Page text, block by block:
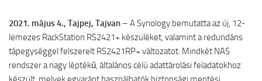
2021. május 4., Tajpej, Tajvan – A Synology bemutatta az új, 12-
lemezes RackStation RS2421+ készüléket, valamint a redundáns
tápegységgel felszerelt RS2421RP+ változatot. Mindkét NAS
rendszer a nagy léptékű, általános célú adattárolási feladatokhoz